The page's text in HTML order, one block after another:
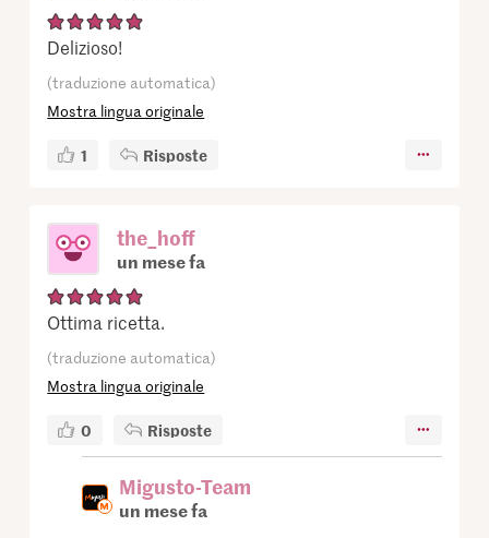
Delizioso!
(traduzione automatica)
Mostra lingua originale
1 Risposte
the_hoff
un mese fa
Ottima ricetta.
(traduzione automatica)
Mostra lingua originale
0 Risposte
Migusto-Team
un mese fa